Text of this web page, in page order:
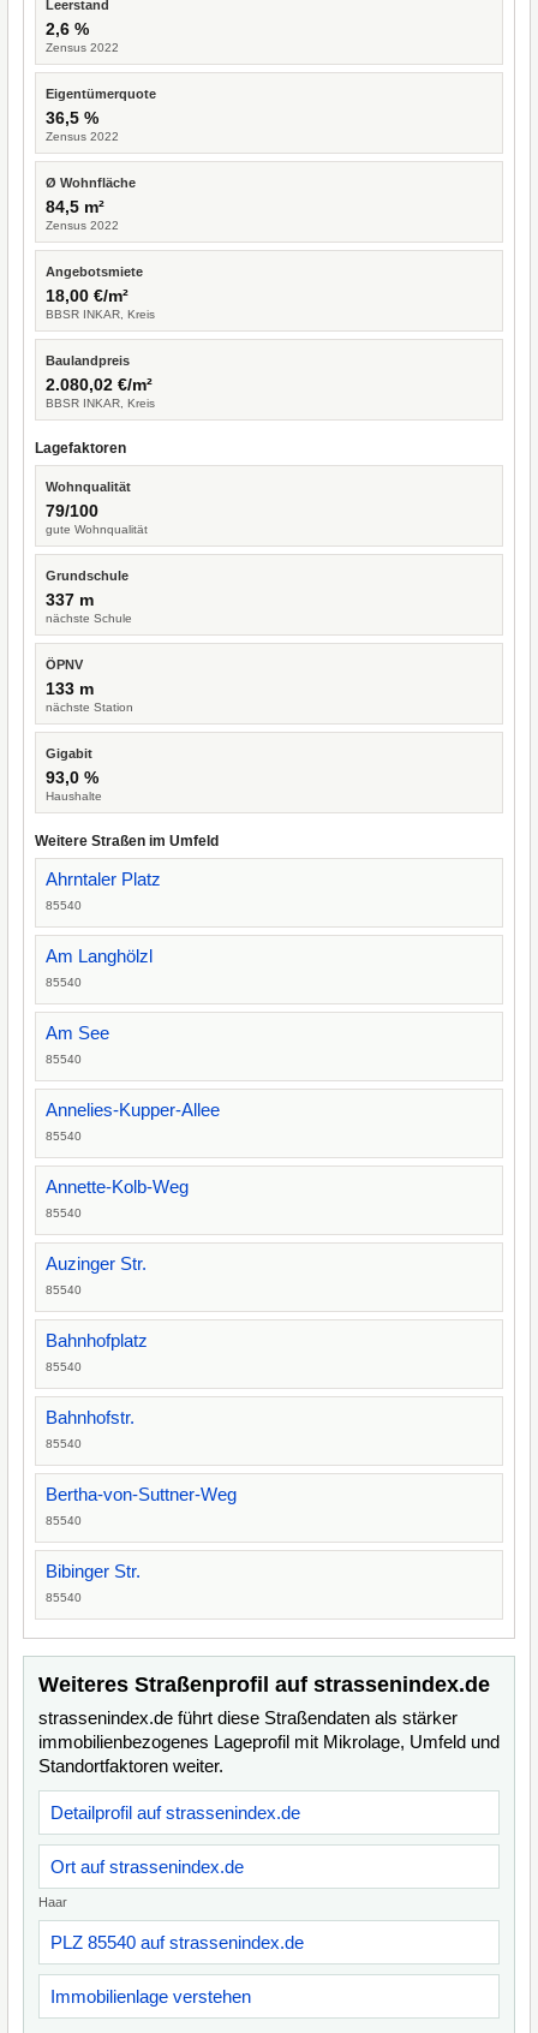
Leerstand
2,6 %
Zensus 2022
Eigentümerquote
36,5 %
Zensus 2022
Ø Wohnfläche
84,5 m²
Zensus 2022
Angebotsmiete
18,00 €/m²
BBSR INKAR, Kreis
Baulandpreis
2.080,02 €/m²
BBSR INKAR, Kreis
Lagefaktoren
Wohnqualität
79/100
gute Wohnqualität
Grundschule
337 m
nächste Schule
ÖPNV
133 m
nächste Station
Gigabit
93,0 %
Haushalte
Weitere Straßen im Umfeld
Ahrntaler Platz
85540
Am Langhölzl
85540
Am See
85540
Annelies-Kupper-Allee
85540
Annette-Kolb-Weg
85540
Auzinger Str.
85540
Bahnhofplatz
85540
Bahnhofstr.
85540
Bertha-von-Suttner-Weg
85540
Bibinger Str.
85540
Weiteres Straßenprofil auf strassenindex.de
strassenindex.de führt diese Straßendaten als stärker
immobilienbezogenes Lageprofil mit Mikrolage, Umfeld und
Standortfaktoren weiter.
Detailprofil auf strassenindex.de
Ort auf strassenindex.de
Haar
PLZ 85540 auf strassenindex.de
Immobilienlage verstehen